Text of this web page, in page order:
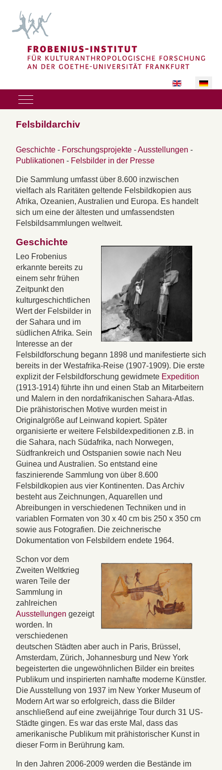
Sprache
Mobile Menu Toggle
Felsbildarchiv
Geschichte - Forschungsprojekte -Ausstellungen -
Publikationen - Felsbilder in der Presse
Die Sammlung umfasst über 8.600 inzwischen
vielfach als Raritäten geltende Felsbildkopien aus
Afrika, Ozeanien, Australien und Europa. Es handelt
sich um eine der ältesten und umfassendsten
Felsbildsammlungen weltweit.
Geschichte
Leo Frobenius
erkannte bereits zu
einem sehr frühen
Zeitpunkt den
kulturgeschichtlichen
Wert der Felsbilder in
der Sahara und im
südlichen Afrika. Sein
Interesse an der
Felsbildforschung begann 1898 und manifestierte sich
bereits in der Westafrika-Reise (1907-1909). Die erste
explizit der Felsbildforschung gewidmete Expedition
(1913-1914) führte ihn und einen Stab an Mitarbeitern
und Malern in den nordafrikanischen Sahara-Atlas.
Die prähistorischen Motive wurden meist in
Originalgröße auf Leinwand kopiert. Später
organisierte er weitere Felsbildexpeditionen z.B. in
die Sahara, nach Südafrika, nach Norwegen,
Südfrankreich und Ostspanien sowie nach Neu
Guinea und Australien. So entstand eine
faszinierende Sammlung von über 8.600
Felsbildkopien aus vier Kontinenten. Das Archiv
besteht aus Zeichnungen, Aquarellen und
Abreibungen in verschiedenen Techniken und in
variablen Formaten von 30 x 40 cm bis 250 x 350 cm
sowie aus Fotografien. Die zeichnerische
Dokumentation von Felsbildern endete 1964.
Schon vor dem
Zweiten Weltkrieg
waren Teile der
Sammlung in
zahlreichen
Ausstellungen gezeigt
worden. In
verschiedenen
deutschen Städten aber auch in Paris, Brüssel,
Amsterdam, Zürich, Johannesburg und New York
begeisterten die ungewöhnlichen Bilder ein breites
Publikum und inspirierten namhafte moderne Künstler.
Die Ausstellung von 1937 im New Yorker Museum of
Modern Art war so erfolgreich, dass die Bilder
anschließend auf eine zweijährige Tour durch 31 US-
Städte gingen. Es war das erste Mal, dass das
amerikanische Publikum mit prähistorischer Kunst in
dieser Form in Berührung kam.
In den Jahren 2006-2009 werden die Bestände im